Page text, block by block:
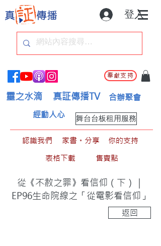
登入
奉獻支持
靈之水滴 真証傳播TV 合辦聚會
舞台台板租用服務
經動人心
認識我們 家書。分享
你的支持
表格下載
售賣點
從《不赦之罪》看信仰（下）｜
EP96生命院線之「從電影看信仰」
返回